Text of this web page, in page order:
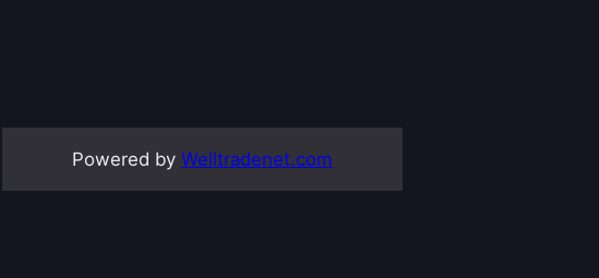
Powered by Welltradenet.com